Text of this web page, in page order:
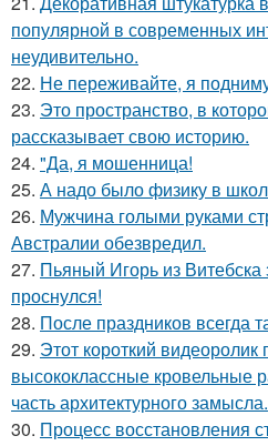
популярной в современных
неудивительно.
22. Не переживайте, я
23. Это пространство, в
рассказывает свою историю.
24. "Да, я мошенница!
25. А надо было физику в
26. Мужчина голыми руками
Австралии обезвредил.
27. Пьяный Игорь из
проснулся!
28. После праздников всегда
29. Этот короткий видеоролик
высококлассные кровельные
часть архитектурного замысла.
30. Процесс восстановления